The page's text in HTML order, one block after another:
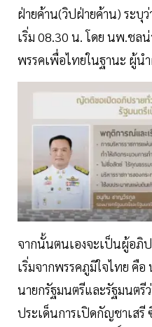
ฝ่ายค้าน(วิปฝ่ายค้าน) ระบุว่
เริ่ม 08.30 น. โดย นพ.ชล
พรรคเพื่อไทยในฐานะ ผู้น
จากนั้นตนเองจะเป็นผู้อภิ
เริ่มจากพรรคภูมิใจไทย คื
นายกรัฐมนตรีและรัฐมนตรี
ประเด็นการเปิดกัญชาเสรี